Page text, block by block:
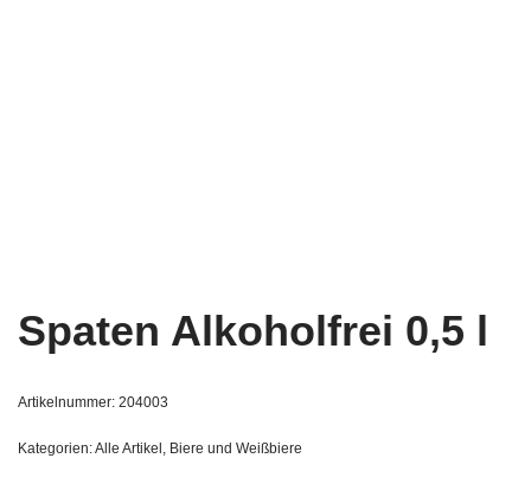
Spaten Alkoholfrei 0,5 l
Artikelnummer: 204003
Kategorien:Alle Artikel , Biere und Weißbiere